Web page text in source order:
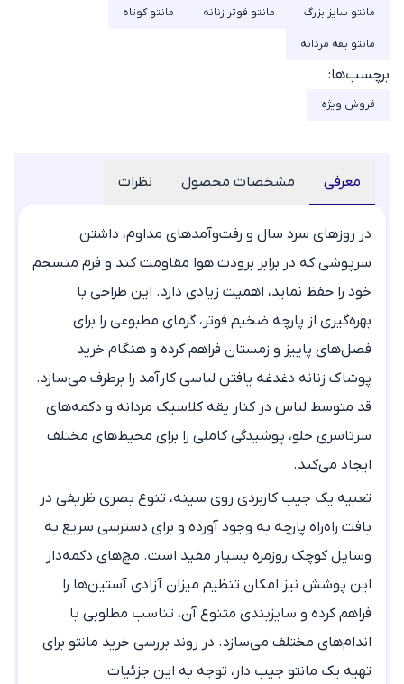
مانتو سایز بزرگ مانتو فوتر زنانه مانتو کوتاه
مانتو یقه مردانه
برچسب‌ها:
فروش ویژه
معرفی مشخصات محصول نظرات
در روزهای سرد سال و رفت‌وآمدهای مداوم، داشتن
سرپوشی که در برابر برودت هوا مقاومت کند و فرم منسجم
خود را حفظ نماید، اهمیت زیادی دارد. این طراحی با
بهره‌گیری از پارچه ضخیم فوتر، گرمای مطبوعی را برای
فصل‌های پاییز و زمستان فراهم کرده و هنگام خرید
پوشاک زنانه دغدغه یافتن لباسی کارآمد را برطرف می‌سازد.
قد متوسط لباس در کنار یقه کلاسیک مردانه و دکمه‌های
سرتاسری جلو، پوشیدگی کاملی را برای محیط‌های مختلف
ایجاد می‌کند.
تعبیه یک جیب کاربردی روی سینه، تنوع بصری ظریفی در
بافت راه‌راه پارچه به وجود آورده و برای دسترسی سریع به
وسایل کوچک روزمره بسیار مفید است. مچ‌های دکمه‌دار
این پوشش نیز امکان تنظیم میزان آزادی آستین‌ها را
فراهم کرده و سایزبندی متنوع آن، تناسب مطلوبی با
اندام‌های مختلف می‌سازد. در روند بررسی خرید مانتو برای
تهیه یک مانتو جیب دار ، توجه به این جزئیات